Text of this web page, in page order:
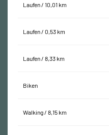
Laufen / 10,01 km
Laufen / 0,53 km
Laufen / 8,33 km
Biken
Walking / 8,15 km